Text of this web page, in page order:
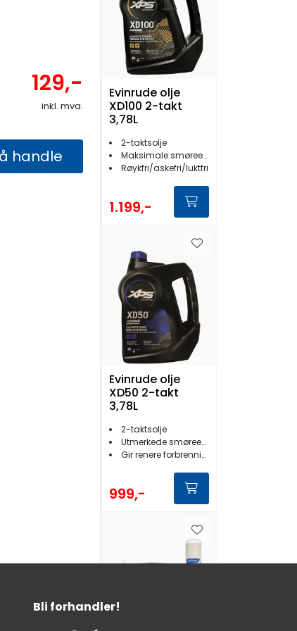
129,-
inkl. mva.
handle
Evinrude olje
XD100 2-takt
3,78L
2-taktsolje
Maksimale smøreegenskaper
Røykfri/askefri/luktfri
1.199,-
Evinrude olje
XD50 2-takt
3,78L
2-taktsolje
Utmerkede smøreegenskaper
Gir renere forbrenning
999,-
Bli forhandler!